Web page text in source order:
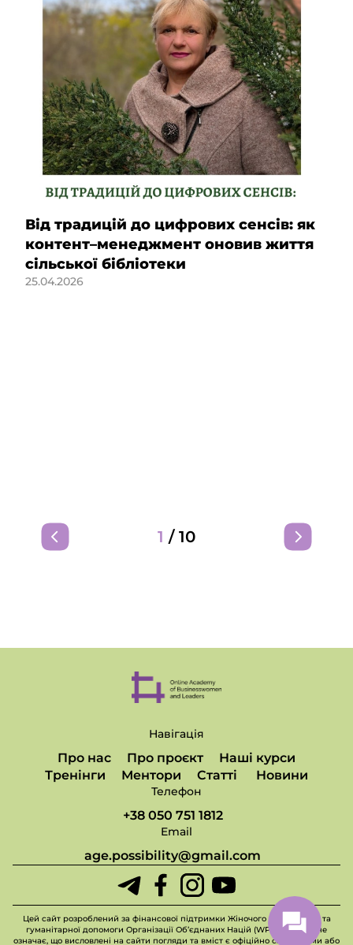
Від традицій до цифрових сенсів: як
контент–менеджмент оновив життя
сільської бібліотеки
25.04.2026
1 / 10
Навігація
Про нас Про проєкт
Наші курси
Тренінги
Ментори Статті Новини
Телефон
+38 050 751 1812
Email
age.possibility@gmail.com
Цей сайт розроблений за фінансової підтримки Жіночого фонду миру та
гуманітарної допомоги Організації Об’єднаних Націй (WPHF), але це не
означає, що висловлені на сайти погляди та вміст є офіційно схваленими або